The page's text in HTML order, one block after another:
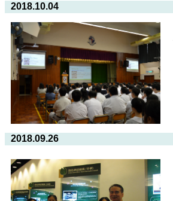
2018.10.04
2018.09.26